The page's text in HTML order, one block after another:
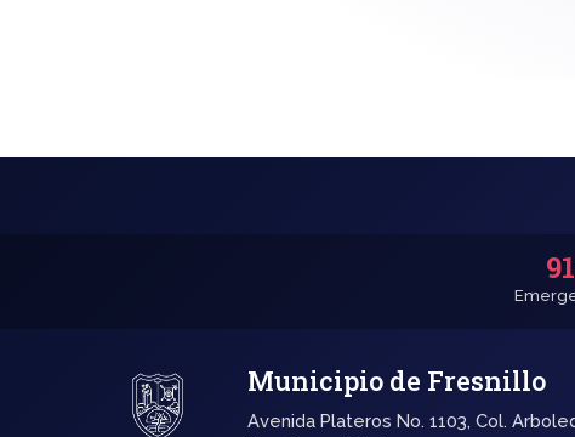
Municipio de Fresnillo
Avenida Plateros No. 1103, Col.